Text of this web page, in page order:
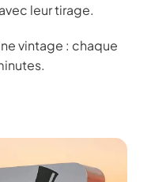
leur tirage.
vintage : chaque